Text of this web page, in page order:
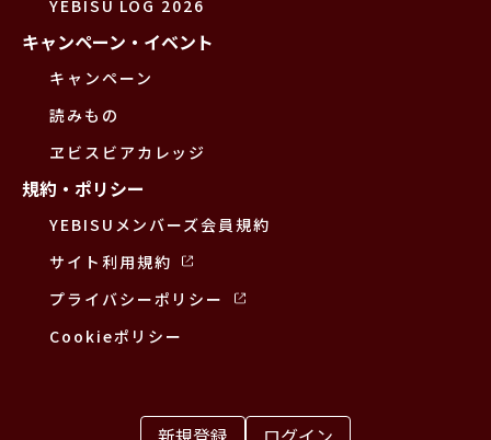
YEBISU LOG 2026
キャンペーン・イベント
キャンペーン
読みもの
ヱビスビアカレッジ
規約・ポリシー
YEBISUメンバーズ会員規約
サイト利用規約
プライバシーポリシー
Cookieポリシー